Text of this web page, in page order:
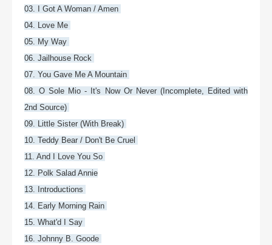
03. I Got A Woman / Amen
04. Love Me
05. My Way
06. Jailhouse Rock
07. You Gave Me A Mountain
08. O Sole Mio - It's Now Or Never (Incomplete, Edited with
2nd Source)
09. Little Sister (With Break)
10. Teddy Bear / Don't Be Cruel
11. And I Love You So
12. Polk Salad Annie
13. Introductions
14. Early Morning Rain
15. What'd I Say
16. Johnny B. Goode